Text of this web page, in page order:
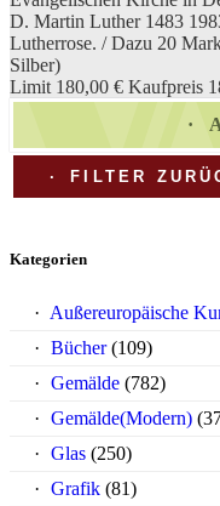
D. Martin Luther 1483
Lutherrose. / Dazu 20
Silber)
Limit 180,00 € Kaufpreis
FILTER
Kategorien
Außereuropäische
Bücher (109)
Gemälde (782)
Gemälde(Modern)
Glas (250)
Grafik (81)